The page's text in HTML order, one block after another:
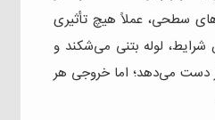
سطحی، عملاً هیچ تأثیری
لوله بتنی می‌شکند و
دست می‌دهد؛ اما خروجی هر